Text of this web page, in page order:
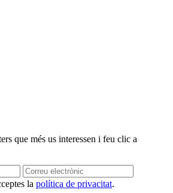
que més us interessen i feu clic a
la política de privacitat.